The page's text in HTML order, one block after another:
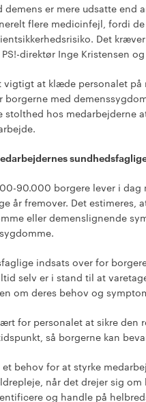
demens er mere udsatte
flere medicinfejl, fordi
Det
direktør Inge Kristensen
vigtigt at klæde personalet
borgerne med
stolthed hos medarbejderne
90.000 borgere lever i
år fremover. Det estimeres,
eller demenslignende
indsats over for
selv er i stand til at
om deres behov og
for personalet at sikre den
så borgerne kan
et behov for at styrke
når det drejer sig
og handle på